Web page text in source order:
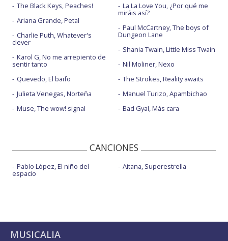
The Black Keys, Peaches!
Ariana Grande, Petal
Charlie Puth, Whatever's
clever
Karol G, No me arrepiento de
sentir tanto
Quevedo, El baifo
Julieta Venegas, Norteña
Muse, The wow! signal
La La Love You, ¿Por qué me
miráis así?
Paul McCartney, The boys of
Dungeon Lane
Shania Twain, Little Miss Twain
Nil Moliner, Nexo
The Strokes, Reality awaits
Manuel Turizo, Apambichao
Bad Gyal, Más cara
CANCIONES
Pablo López, El niño del
espacio
Aitana, Superestrella
MUSICALIA